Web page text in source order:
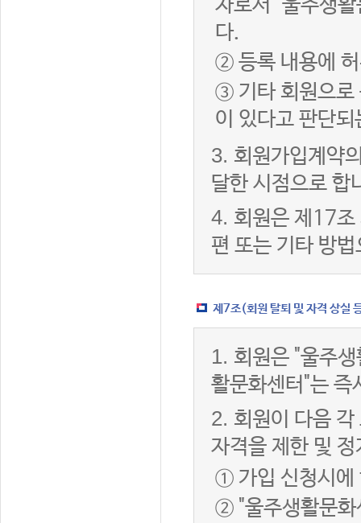
자로서 "울주생
다.
② 등록 내용에
③ 기타 회원으로
이 있다고 판단되
3. 회원가입계약
달한 시점으로 합
4. 회원은 제17조
편 또는 기타 방
제7조(회원 탈퇴 및 자격 상실
1. 회원은 "울주
활문화센터"는 즉
2. 회원이 다음
자격을 제한 및
① 가입 신청시에
② "울주생활문화